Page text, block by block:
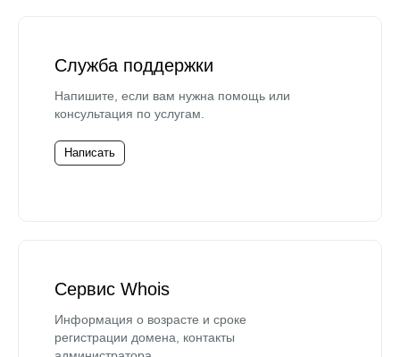
Служба поддержки
Напишите, если вам нужна помощь или
консультация по услугам.
Написать
Сервис Whois
Информация о возрасте и сроке
регистрации домена, контакты